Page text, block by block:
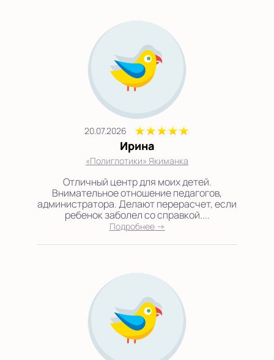
20.07.2026
Ирина
«Полиглотики» Якиманка
Отличный центр для моих детей.
Внимательное отношение педагогов,
администратора. Делают перерасчет, если
ребенок заболел со справкой....
Подробнее →